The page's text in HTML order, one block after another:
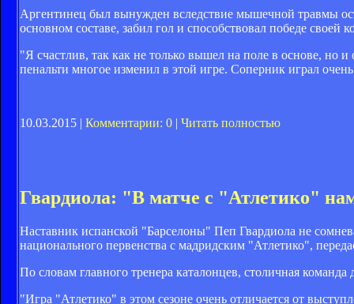
Аргентинец был вынужден вследствие мышечной травмы
основном составе, забил гол и способствовал победе своей
"Я счастлив, так как не только вышел на поле в основе, но
пенальти многое изменил в этой игре. Соперник играл
10.03.2015 | Комментарии: 0 | Читать полностью
Гвардиола: "В матче с "Атлетико"
Наставник испанской "Барселоны" Пеп Гвардиола не
национального первенства с мадридским "Атлетико",
По словам главного тренера каталонцев, столичная
"Игра "Атлетико" в этом сезоне очень отличается от